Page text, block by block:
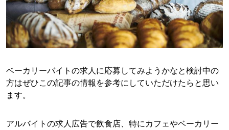
ベーカリーバイトの求人に応募してみようかなと検討中の
方はぜひこの記事の情報を参考にしていただけたらと思い
ます。
アルバイトの求人広告で飲食店、特にカフェやベーカリー